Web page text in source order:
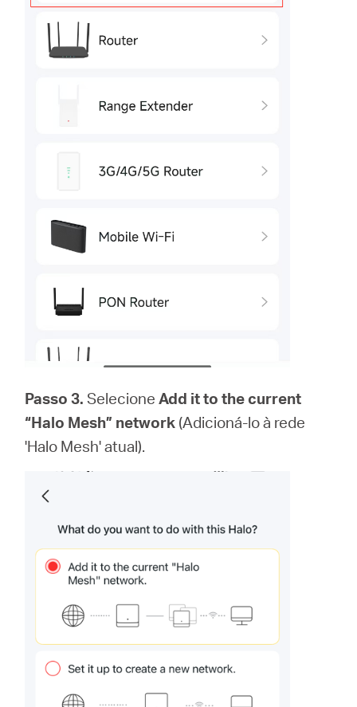
Passo 3. SelecioneAdd it to the current
“Halo Mesh” network (Adicioná-lo à rede
'Halo Mesh' atual).